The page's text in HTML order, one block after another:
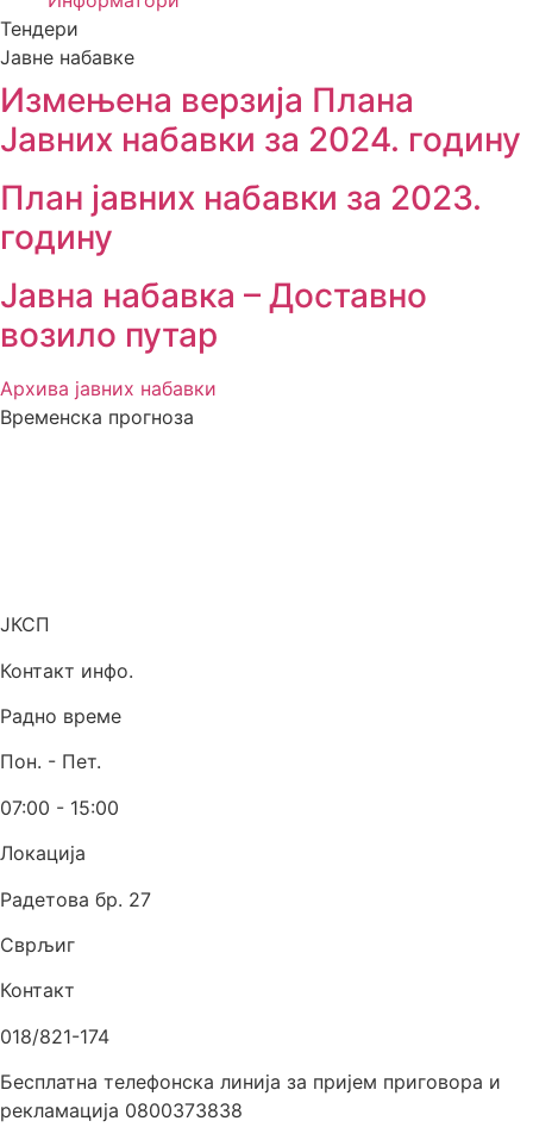
Тендери
Јавне набавке
Измењенa верзијa Плана
Јавних набавки за 2024. годину
План јавних набавки за 2023.
годину
Јавна набавка – Доставно
возило путар
Архива јавних набавки
Временска прогноза
ЈКСП
Контакт инфо.
Радно време
Пон. - Пет.
07:00 - 15:00
Локација
Радетова бр. 27
Сврљиг
Контакт
018/821-174
Бесплатна телефонска линија за пријем приговора и
рекламација 0800373838